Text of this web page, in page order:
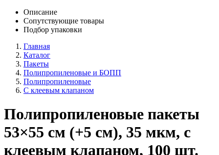
Описание
Сопутствующие товары
Подбор упаковки
Главная
Каталог
Пакеты
Полипропиленовые и БОПП
Полипропиленовые
C клеевым клапаном
Полипропиленовые пакеты
53×55 см (+5 см), 35 мкм, с
клеевым клапаном, 100 шт.